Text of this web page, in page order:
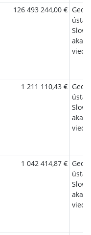
126 493 244,00 €
ústav
vied,
1 211 110,43 €
ústav
vied,
1 042 414,87 €
ústav
vied,